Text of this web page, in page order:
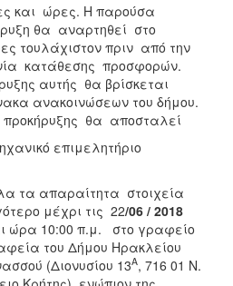
και ώρες. Η παρούσα
θα αναρτηθεί στο
τουλάχιστον πριν από την
κατάθεσης προσφορών.
αυτής θα βρίσκεται
ανακοινώσεων του δήμου.
θα αποσταλεί
επιμελητήριο
τα απαραίτητα στοιχεία
μέχρι τις 22/06 / 2018
ώρα 10:00 π.μ. στο γραφείο
του Δήμου Ηρακλείου
(Διονυσίου 13Α, 716 01 Ν.